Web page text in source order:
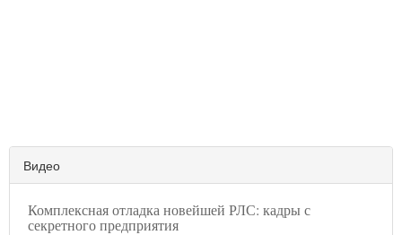
Видео
Комплексная отладка новейшей РЛС: кадры с
секретного предприятия